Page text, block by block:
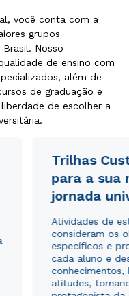
você conta com a
grupos
Nosso
de ensino com
além de
de graduação e
de escolher a
Trilhas
para a sua
jornada
Atividades de
consideram os
específicos e
cada aluno e
conhecimentos,
atitudes,